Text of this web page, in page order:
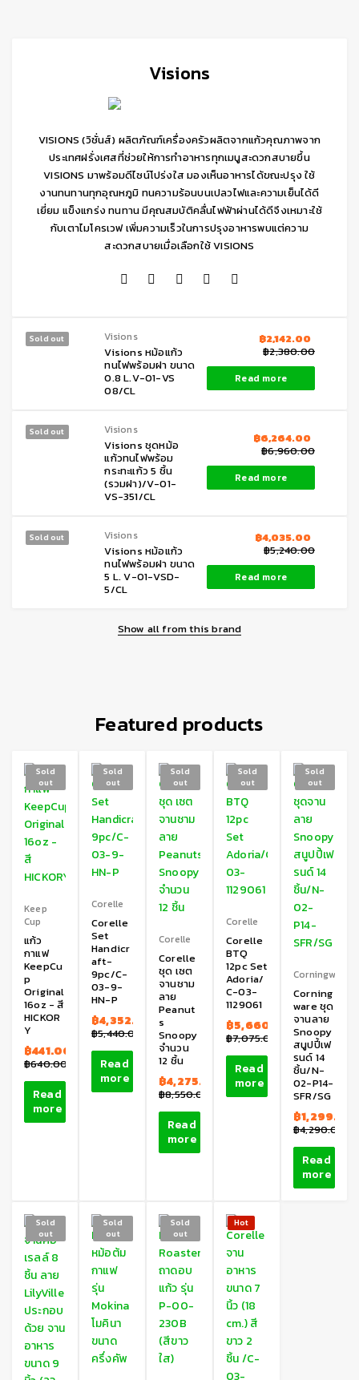
Visions
VISIONS (วิชั่นส์) ผลิตภัณฑ์เครื่องครัวผลิตจากแก้วคุณภาพจาก
ประเทศฝรั่งเศสที่ช่วยให้การทำอาหารทุกเมนูสะดวกสบายขึ้น
VISIONS มาพร้อมดีไซน์โปร่งใส มองเห็นอาหารได้ขณะปรุง ใช้
งานทนทานทุกอุณหภูมิ ทนความร้อนบนเปลวไฟและความเย็นได้ดี
เยี่ยม แข็งแกร่ง ทนทาน มีคุณสมบัติคลื่นไฟฟ้าผ่านได้ดีจึงเหมาะใช้
กับเตาไมโครเวฟ เพิ่มความเร็วในการปรุงอาหารพบแต่ความ
สะดวกสบายเมื่อเลือกใช้ VISIONS
Sold out Visions
Visions หม้อแก้ว
ทนไฟพร้อมฝา ขนาด
0.8 L.V-01-VS
08/CL
฿2,380.00
฿2,142.00
Read more
Sold out Visions
Visions ชุดหม้อ
แก้วทนไฟพร้อม
กระทะแก้ว 5 ชิ้น
(รวมฝา)/V-01-
VS-351/CL
฿6,960.00
฿6,264.00
Read more
Sold out Visions
Visions หม้อแก้ว
ทนไฟพร้อมฝา ขนาด
5 L. V-01-VSD-
5/CL
฿5,240.00
฿4,035.00
Read more
Show all from this brand
Featured products
Sold
out
Keep
Cup
แก้ว
กาแฟ
KeepCu
p
Original
16oz - สี
HICKOR
Y
฿640.00
฿441.00
Read
more
Sold
out
Corelle
Corelle
Set
Handicr
aft-
9pc/C-
03-9-
HN-P
฿5,440.00
฿4,352.00
Read
more
Sold
out
Corelle
Corelle
ชุด เซต
จานชาม
ลาย
Peanut
s
Snoopy
จำนวน
12 ชิ้น
฿8,550.00
฿4,275.00
Read
more
Sold
out
Corelle
Corelle
BTQ
12pc Set
Adoria/
C-03-
1129061
฿7,075.00
฿5,660.00
Read
more
Sold
out
Corningware
Corning
ware ชุด
จานลาย
Snoopy
สนูปปี้เฟ
รนด์ 14
ชิ้น/N-
02-P14-
SFR/SG
฿4,290.00
฿1,299.00
Read
more
Sold
out
Sold
out
Sold
out
Hot